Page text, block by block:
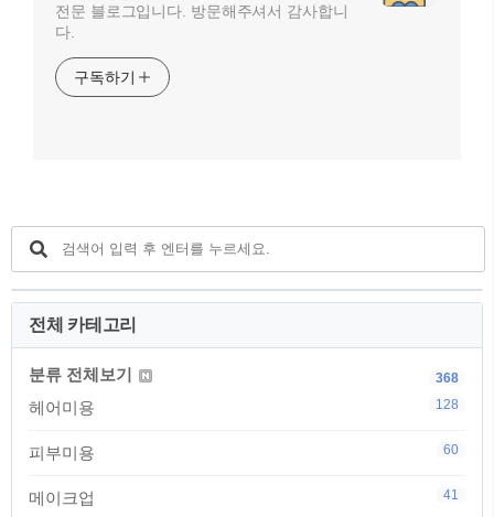
전문 블로그입니다. 방문해주셔서 감사합니
다.
구독하기
전체 카테고리
분류 전체보기 368
헤어미용 128
피부미용 60
메이크업 41